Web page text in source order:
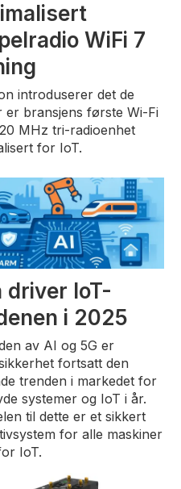
WiFi 7
introduserer det de
er bransjens første Wi-Fi
MHz tri-radioenhet
for IoT.
driver IoT-
i 2025
av AI og 5G er
fortsatt den
trenden i markedet for
systemer og IoT i år.
til dette er et sikkert
for alle maskiner
IoT.